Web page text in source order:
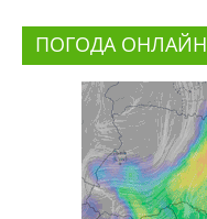
ПОГОДА ОНЛАЙН